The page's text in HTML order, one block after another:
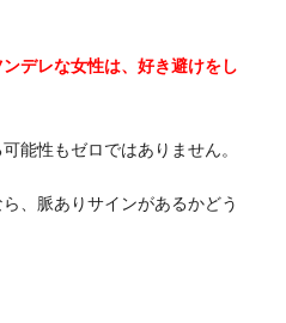
デレな女性は、好き避けをし
能性もゼロではありません。
、脈ありサインがあるかどう